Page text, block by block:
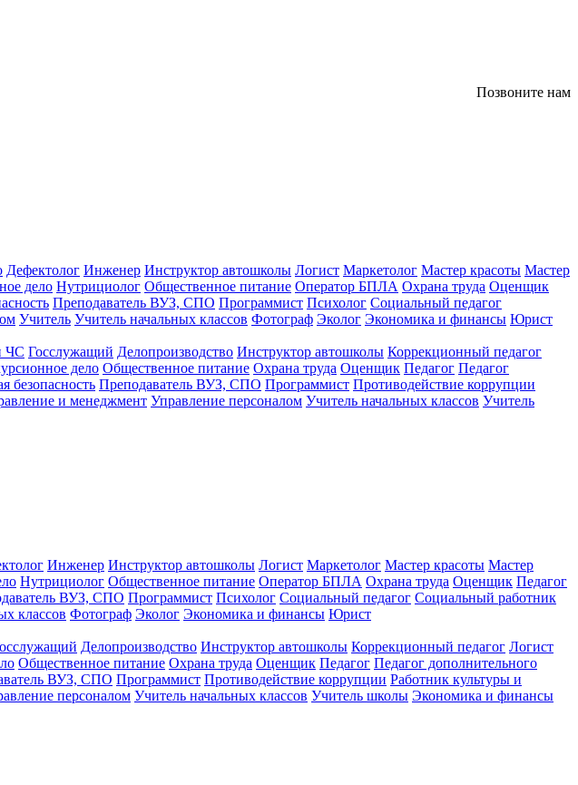
Позвоните нам
Дефектолог Инженер Инструктор автошколы Логист Маркетолог Мастер красоты Мастер
дело Нутрициолог Общественное питание Оператор БПЛА Охрана труда Оценщик
Преподаватель ВУЗ, СПО Программист Психолог Социальный педагог
Учитель Учитель начальных классов Фотограф Эколог Экономика и финансы Юрист
ЧС Госслужащий Делопроизводство Инструктор автошколы Коррекционный педагог
дело Общественное питание Охрана труда Оценщик Педагог Педагог
безопасность Преподаватель ВУЗ, СПО Программист Противодействие коррупции
и менеджмент Управление персоналом Учитель начальных классов Учитель
Инженер Инструктор автошколы Логист Маркетолог Мастер красоты Мастер
Нутрициолог Общественное питание Оператор БПЛА Охрана труда Оценщик Педагог
ВУЗ, СПО Программист Психолог Социальный педагог Социальный работник
классов Фотограф Эколог Экономика и финансы Юрист
Делопроизводство Инструктор автошколы Коррекционный педагог Логист
Общественное питание Охрана труда Оценщик Педагог Педагог дополнительного
ВУЗ, СПО Программист Противодействие коррупции Работник культуры и
персоналом Учитель начальных классов Учитель школы Экономика и финансы